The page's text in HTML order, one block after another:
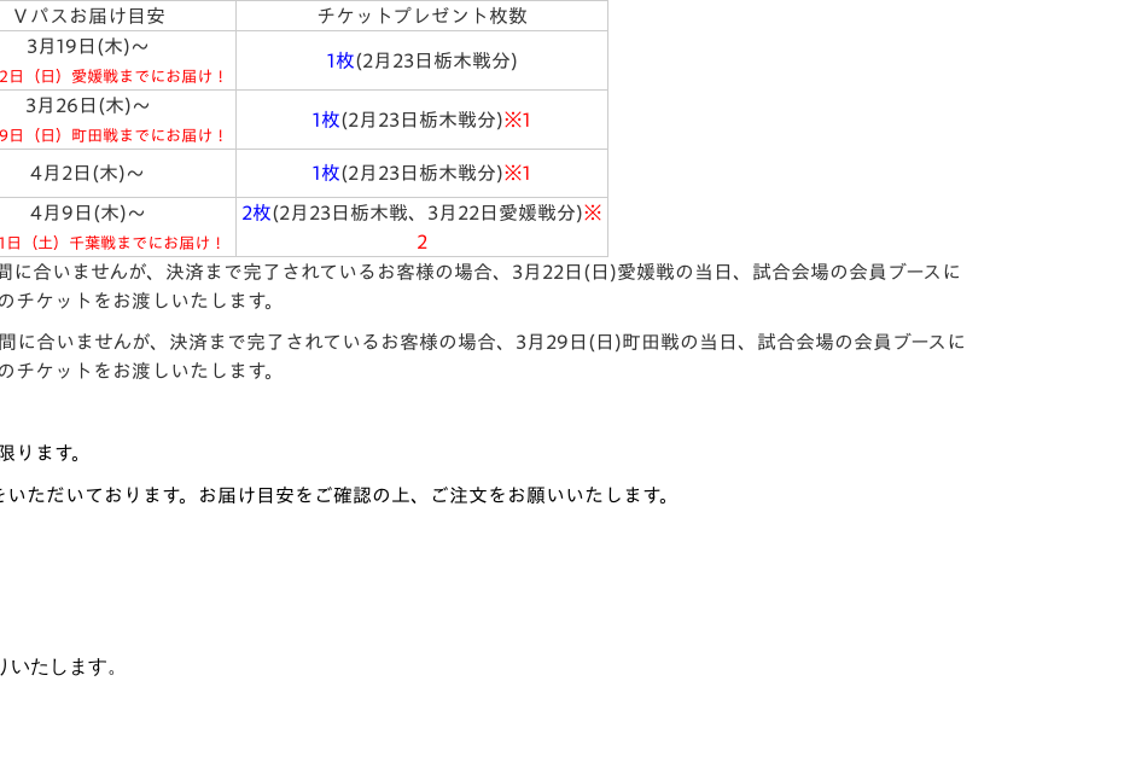
Ｖパスお届け目安 チケットプレゼント枚数
3月19日(木)～
（日）愛媛戦までにお届け！
1枚(2月23日栃木戦分)
3月26日(木)～
（日）町田戦までにお届け！
1枚(2月23日栃木戦分)※1
4月2日(木)～ 1枚(2月23日栃木戦分)※1
4月9日(木)～
（土）千葉戦までにお届け！
2枚(2月23日栃木戦、3月22日愛媛戦分)※
2
に合いませんが、決済まで完了されているお客様の場合、3月22日(日)愛媛戦の当日、試合会場の会員ブースに
チケットをお渡しいたします。
に合いませんが、決済まで完了されているお客様の場合、3月29日(日)町田戦の当日、試合会場の会員ブースに
チケットをお渡しいたします。
ます。
ただいております。お届け目安をご確認の上、ご注文をお願いいたします。
たします。